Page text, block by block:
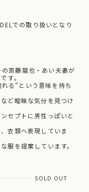
での取り扱いとなり
斎藤龍也・あい夫妻が
す。
る”という意味を持ち
ど曖昧な気分を見つけ
セプトに男性っぽいと
衣類へ表現していま
服を提案しています。
SOLD OUT